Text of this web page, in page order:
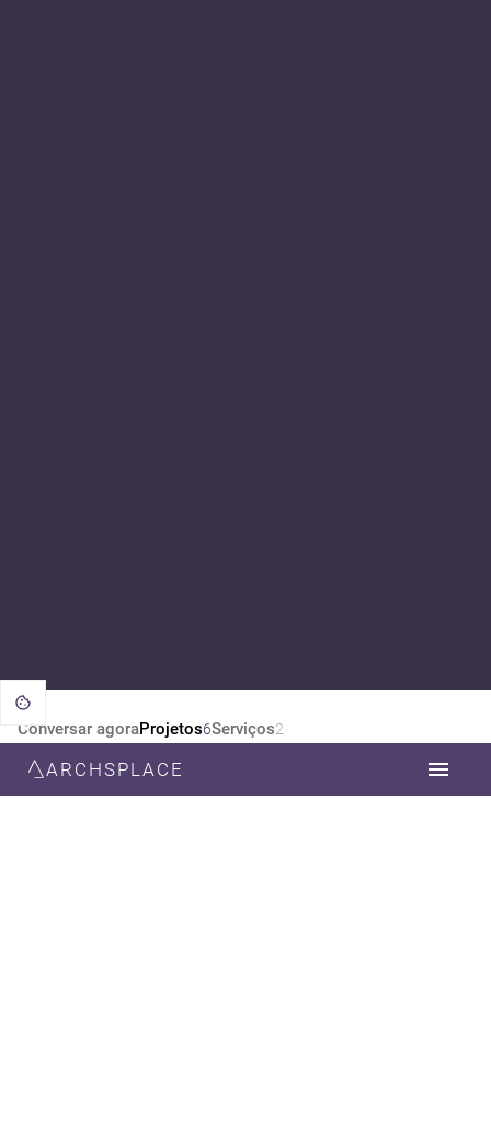
ARCHSPLACE
Conversar agoraProjetos6Serviços2
CATEGORIA
TODOS ARQUITETURA